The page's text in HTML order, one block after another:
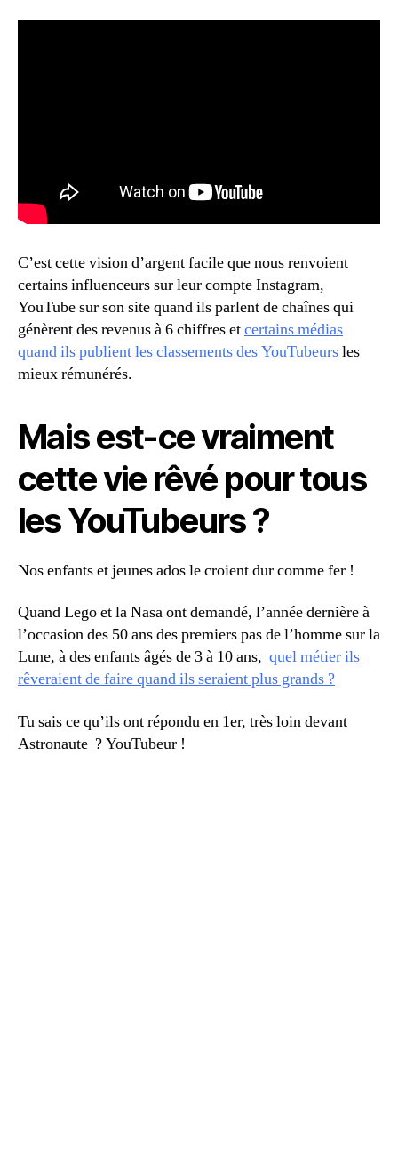
C’est cette vision d’argent facile que nous renvoient
certains influenceurs sur leur compte Instagram,
YouTube sur son site quand ils parlent de chaînes qui
génèrent des revenus à 6 chiffres etcertains médias
quand ils publient les classements des YouTubeursles
mieux rémunérés.
Mais est-ce vraiment
cette vie rêvé pour tous
les YouTubeurs ?
Nos enfants et jeunes ados le croient dur comme fer !
Quand Lego et la Nasa ont demandé, l’année dernière à
l’occasion des 50 ans des premiers pas de l’homme sur la
Lune, à des enfants âgés de 3 à 10 ans, quel métier ils
rêveraient de faire quand ils seraient plus grands ?
Tu sais ce qu’ils ont répondu en 1er, très loin devant
Astronaute ? YouTubeur !